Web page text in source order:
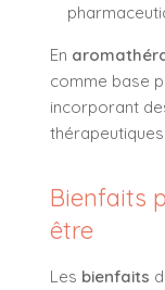
En
comme base
incorporant
thérapeutiques.
Bienfaits
être
Les bienfaits